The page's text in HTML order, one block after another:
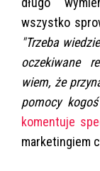
wszystko
"Trzeba
oczekiwane
wiem, że
pomocy
komentuje
marketingiem